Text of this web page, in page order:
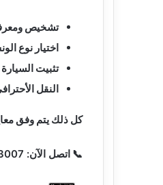
تشخيص
اختيار نوع
تثبيت
النقل
كل ذلك يتم وفق
📞 اتصل الآن: 01050053007